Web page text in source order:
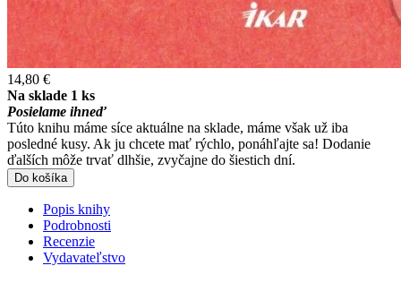
14,80 €
Na sklade 1 ks
Posielame ihneď
Túto knihu máme síce aktuálne na sklade, máme však už iba
posledné kusy. Ak ju chcete mať rýchlo, ponáhľajte sa! Dodanie
ďalších môže trvať dlhšie, zvyčajne do šiestich dní.
Do košíka
Popis knihy
Podrobnosti
Recenzie
Vydavateľstvo